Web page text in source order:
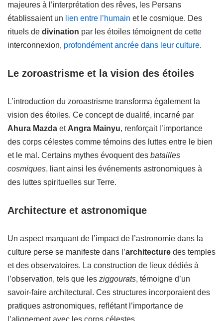
majeures à l’interprétation des rêves, les Persans
établissaient un lien entre l’humain et le cosmique. Des
rituels de divination par les étoiles témoignent de cette
interconnexion, profondément ancrée dans leur culture.
Le zoroastrisme et la vision des étoiles
L’introduction du zoroastrisme transforma également la
vision des étoiles. Ce concept de dualité, incarné par
Ahura Mazda et Angra Mainyu, renforçait l’importance
des corps célestes comme témoins des luttes entre le bien
et le mal. Certains mythes évoquent des batailles
cosmiques, liant ainsi les événements astronomiques à
des luttes spirituelles sur Terre.
Architecture et astronomique
Un aspect marquant de l’impact de l’astronomie dans la
culture perse se manifeste dans l’architecture des temples
et des observatoires. La construction de lieux dédiés à
l’observation, tels que les ziggourats, témoigne d’un
savoir-faire architectural. Ces structures incorporaient des
pratiques astronomiques, reflétant l’importance de
l’alignement avec les corps célestes.